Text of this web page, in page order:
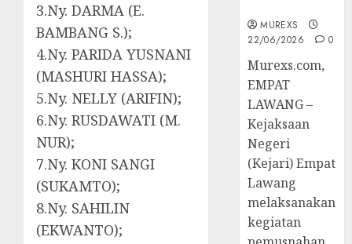
3.Ny. DARMA (E.
BAMBANG S.);
4.Ny. PARIDA YUSNANI
(MASHURI HASSA);
5.Ny. NELLY (ARIFIN);
6.Ny. RUSDAWATI (M.
NUR);
7.Ny. KONI SANGI
(SUKAMTO);
8.Ny. SAHILIN
(EKWANTO);
MUREXS
22/06/2026
0
‎Murexs.com,
EMPAT
LAWANG –
Kejaksaan
Negeri
(Kejari) Empat
Lawang
melaksanakan
kegiatan